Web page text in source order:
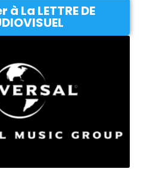
La LETTRE DE